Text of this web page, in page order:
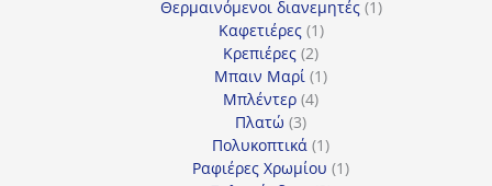
προϊόντα
Θερμαινόμενοι διανεμητές 11
Καφετιέρες 11
προϊόν
Κρεπιέρες 22
προϊόντα
Μπαιν Μαρί 11
Μπλέντερ 44
Πλατώ 33
προϊόντα
Πολυκοπτικά 11
προϊόν
Ραφιέρες Χρωμίου 11